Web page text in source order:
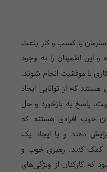
یا کسب و کار باعث
این اطمینان را به وجود
با موفقیت انجام شوند.
هستند که از توانایی ایجاد
پاسخ به بازخورد و حل
خوب افرادی هستند که
دهند و با ایجاد یک
کمک کنند. رهبری خوب و
که کارکنان از ویژگی‌های